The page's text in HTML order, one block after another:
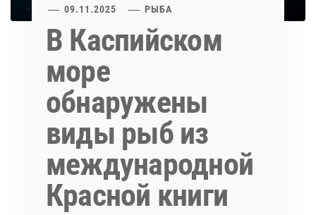
09.11.2025 РЫБА
В Каспийском
море
обнаружены
виды рыб из
международной
Красной книги